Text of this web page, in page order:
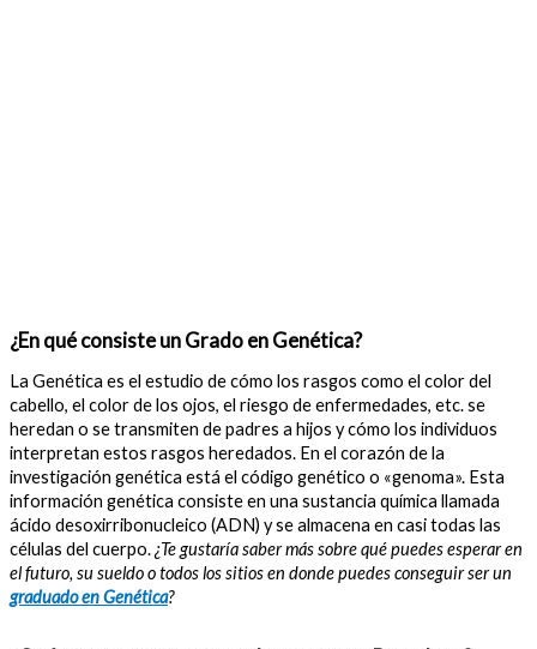
¿En qué consiste un Grado en Genética?
La Genética es el estudio de cómo los rasgos como el color del
cabello, el color de los ojos, el riesgo de enfermedades, etc. se
heredan o se transmiten de padres a hijos y cómo los individuos
interpretan estos rasgos heredados. En el corazón de la
investigación genética está el código genético o «genoma». Esta
información genética consiste en una sustancia química llamada
ácido desoxirribonucleico (ADN) y se almacena en casi todas las
células del cuerpo.¿Te gustaría saber más sobre qué puedes esperar en
el futuro, su sueldo o todos los sitios en donde puedes conseguir ser un
graduado en Genética?